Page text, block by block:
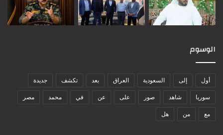
الوسوم
أول إلى السعودية العراق بعد تكشف جديدة
سوريا شاهد صور على عن في محمد مصر
مع من هل